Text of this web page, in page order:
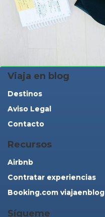
Viaja en blog
Destinos
Aviso Legal
Contacto
Recursos
Airbnb
Contratar experiencias
Booking.com viajaenblog
Sígueme